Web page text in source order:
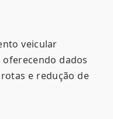
veicular
dados
e redução de